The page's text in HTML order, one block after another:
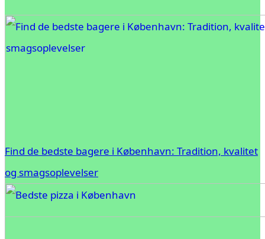
Find de bedste bagere i København: Tradition, kvalitet
og smagsoplevelser